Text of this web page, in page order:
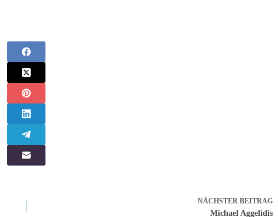
NÄCHSTER BEITRAG
Michael Aggelidis